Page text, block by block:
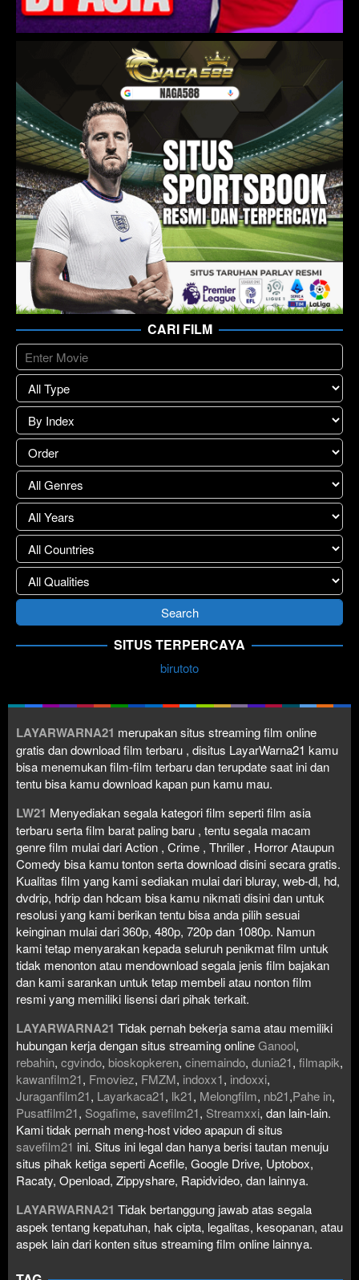
CARI FILM
SITUS TERPERCAYA
birutoto
LAYARWARNA21 merupakan situs streaming film online
gratis dan download film terbaru , disitus LayarWarna21 kamu
bisa menemukan film-film terbaru dan terupdate saat ini dan
tentu bisa kamu download kapan pun kamu mau.
LW21 Menyediakan segala kategori film seperti film asia
terbaru serta film barat paling baru , tentu segala macam
genre film mulai dari Action , Crime , Thriller , Horror Ataupun
Comedy bisa kamu tonton serta download disini secara gratis.
Kualitas film yang kami sediakan mulai dari bluray, web-dl, hd,
dvdrip, hdrip dan hdcam bisa kamu nikmati disini dan untuk
resolusi yang kami berikan tentu bisa anda pilih sesuai
keinginan mulai dari 360p, 480p, 720p dan 1080p. Namun
kami tetap menyarakan kepada seluruh penikmat film untuk
tidak menonton atau mendownload segala jenis film bajakan
dan kami sarankan untuk tetap membeli atau nonton film
resmi yang memiliki lisensi dari pihak terkait.
LAYARWARNA21 Tidak pernah bekerja sama atau memiliki
hubungan kerja dengan situs streaming onlineGanool,
rebahin, cgvindo, bioskopkeren, cinemaindo, dunia21, filmapik,
kawanfilm21, Fmoviez, FMZM, indoxx1, indoxxi,
Juraganfilm21, Layarkaca21, lk21, Melongfilm, nb21,Pahe in,
Pusatfilm21, Sogafime, savefilm21, Streamxxi, dan lain-lain.
Kami tidak pernah meng-host video apapun di situs
savefilm21 ini. Situs ini legal dan hanya berisi tautan menuju
situs pihak ketiga seperti Acefile, Google Drive, Uptobox,
Racaty, Openload, Zippyshare, Rapidvideo, dan lainnya.
LAYARWARNA21 Tidak bertanggung jawab atas segala
aspek tentang kepatuhan, hak cipta, legalitas, kesopanan, atau
aspek lain dari konten situs streaming film online lainnya.